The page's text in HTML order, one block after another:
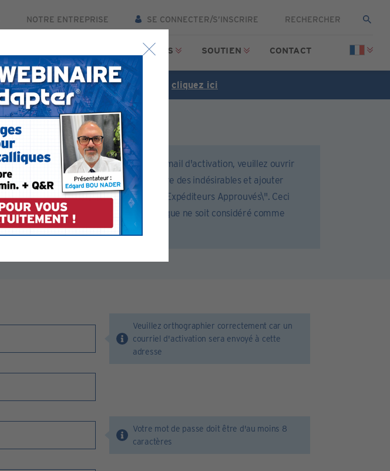
NOTRE ENTREPRISE SE CONNECTER/S’INSCRIRE
RESSOURCES SOUTIEN CONTACT
et pour vous inscrire gratuitement, cliquez ici
Pour être sûr de recevoir l'email d'activation, veuillez ouvrir
votre compte email ou le filtre des indésirables et ajouter
lindapter.com à votre liste \"Expéditeurs Approuvés\". Ceci
évitera que l'email automatique ne soit considéré comme
indésirable.
Veuillez orthographier correctement car un
courriel d'activation sera envoyé à cette
adresse
Votre mot de passe doit être d'au moins 8
caractères